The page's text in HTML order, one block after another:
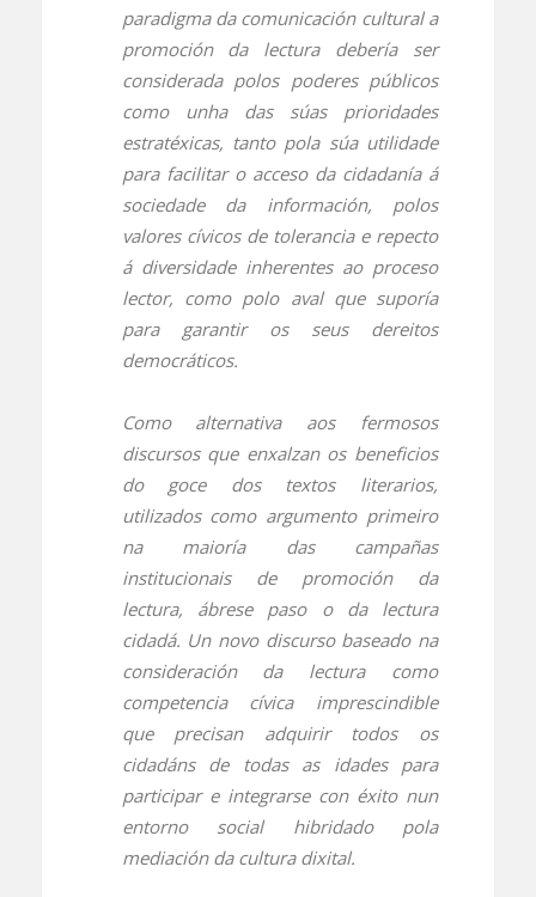
paradigma da comunicación cultural a
promoción da lectura debería ser
considerada polos poderes públicos
como unha das súas prioridades
estratéxicas, tanto pola súa utilidade
para facilitar o acceso da cidadanía á
sociedade da información, polos
valores cívicos de tolerancia e repecto
á diversidade inherentes ao proceso
lector, como polo aval que suporía
para garantir os seus dereitos
democráticos.
Como alternativa aos fermosos
discursos que enxalzan os beneficios
do goce dos textos literarios,
utilizados como argumento primeiro
na maioría das campañas
institucionais de promoción da
lectura, ábrese paso o da lectura
cidadá. Un novo discurso baseado na
consideración da lectura como
competencia cívica imprescindible
que precisan adquirir todos os
cidadáns de todas as idades para
participar e integrarse con éxito nun
entorno social hibridado pola
mediación da cultura dixital.